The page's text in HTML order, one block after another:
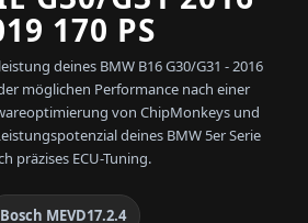
170 PS
deines BMW B16 G30/G31 - 2016
möglichen Performance nach einer
von ChipMonkeys und
deines BMW 5er Serie
präzises ECU-Tuning.
Bosch MEVD17.2.4